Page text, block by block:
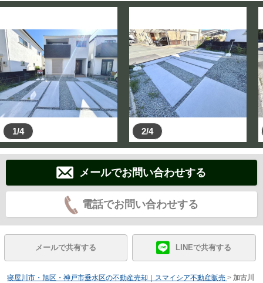
1/4 2/4
メールでお問い合わせする
電話でお問い合わせする
メールで共有する LINEで共有する
寝屋川市・旭区・神戸市垂水区の不動産売却｜スマイシア不動産販売 > 加古川